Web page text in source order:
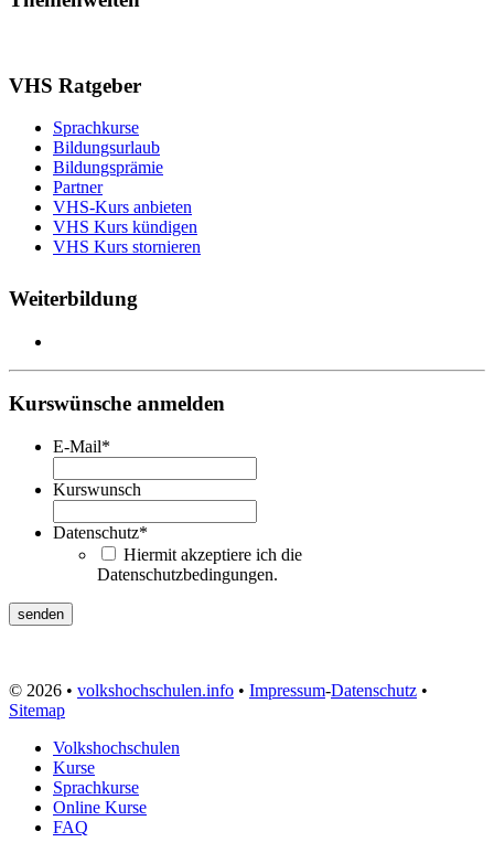
VHS Ratgeber
Sprachkurse
Bildungsurlaub
Bildungsprämie
Partner
VHS-Kurs anbieten
VHS Kurs kündigen
VHS Kurs stornieren
Weiterbildung
Kurswünsche anmelden
E-Mail*
Kurswunsch
Datenschutz*
Hiermit akzeptiere ich die
Datenschutzbedingungen.
© 2026 • volkshochschulen.info • Impressum-Datenschutz •
Sitemap
Volkshochschulen
Kurse
Sprachkurse
Online Kurse
FAQ